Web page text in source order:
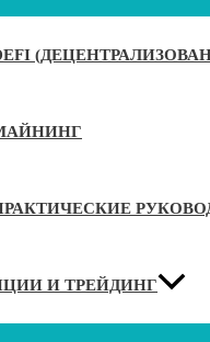
И ТРЕЙДИНГ